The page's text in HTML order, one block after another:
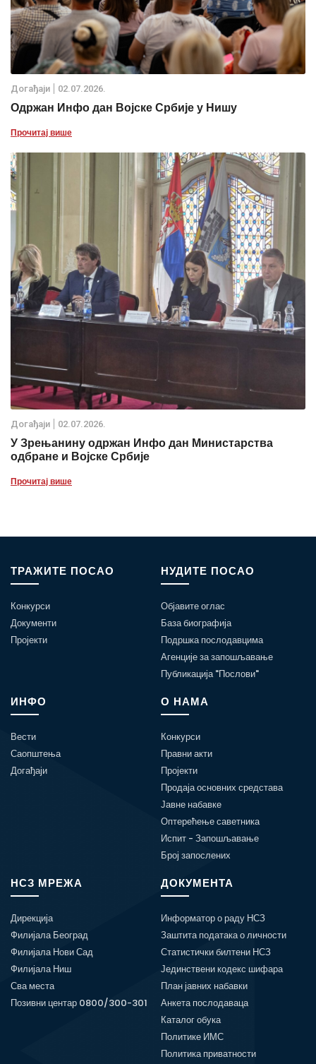
Дoгађаjи 02.07.2026.
Одржан Инфо дан Војске Србије у Нишу
Прочитај више
Дoгађаjи 02.07.2026.
У Зрењанину одржан Инфо дан Министарства
одбране и Војске Србије
Прочитај више
ТРАЖИТЕ ПОСАО
Конкурси
Документи
Пројекти
НУДИТЕ ПОСАО
Објавите оглас
База биографија
Подршка послодавцима
Агенције за запошљавање
Публикација "Послови"
ИНФО
Вести
Саопштења
Догађаји
О НАМА
Конкурси
Правни акти
Пројекти
Продаја основних средстава
Јавне набавке
Оптерећење саветника
Испит - Запошљавање
Број запослених
НСЗ МРЕЖА
Дирекција
Филијала Београд
Филијала Нови Сад
Филијала Ниш
Сва места
Позивни центар 0800/300-301
ДОКУМЕНТА
Информатор о раду НСЗ
Заштита података о личности
Статистички билтени НСЗ
Јединствени кодекс шифара
План јавних набавки
Анкета послодаваца
Каталог обука
Политике ИМС
Политика приватности